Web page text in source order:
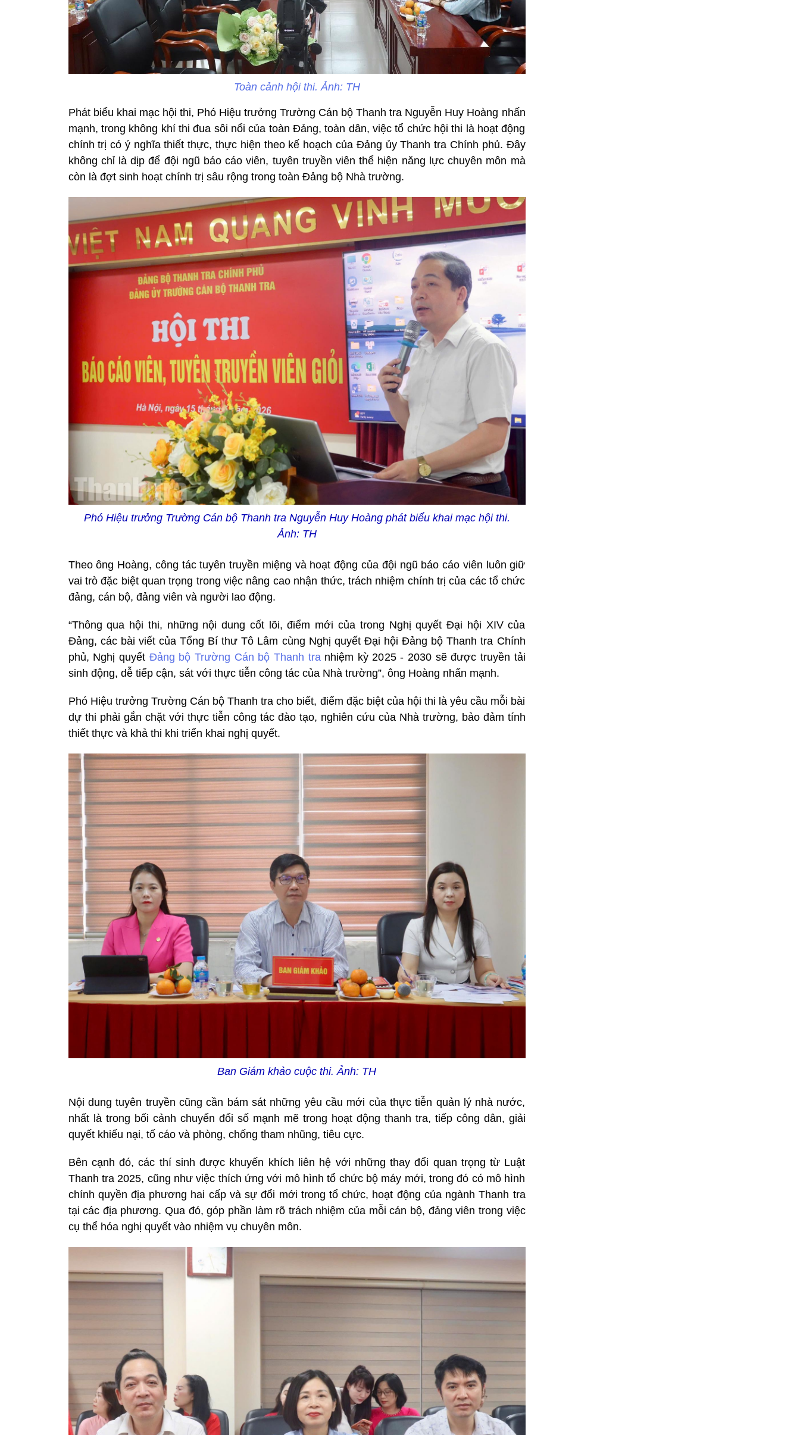
Toàn cảnh hội thi. Ảnh: TH
Phát biểu khai mạc hội thi, Phó Hiệu trưởng Trường Cán bộ Thanh tra Nguyễn Huy Hoàng nhấn
mạnh, trong không khí thi đua sôi nổi của toàn Đảng, toàn dân, việc tổ chức hội thi là hoạt động
chính trị có ý nghĩa thiết thực, thực hiện theo kế hoạch của Đảng ủy Thanh tra Chính phủ. Đây
không chỉ là dịp để đội ngũ báo cáo viên, tuyên truyền viên thể hiện năng lực chuyên môn mà
còn là đợt sinh hoạt chính trị sâu rộng trong toàn Đảng bộ Nhà trường.
Phó Hiệu trưởng Trường Cán bộ Thanh tra Nguyễn Huy Hoàng phát biểu khai mạc hội thi.
Ảnh: TH
Theo ông Hoàng, công tác tuyên truyền miệng và hoạt động của đội ngũ báo cáo viên luôn giữ
vai trò đặc biệt quan trọng trong việc nâng cao nhận thức, trách nhiệm chính trị của các tổ chức
đảng, cán bộ, đảng viên và người lao động.
“Thông qua hội thi, những nội dung cốt lõi, điểm mới của trong Nghị quyết Đại hội XIV của
Đảng, các bài viết của Tổng Bí thư Tô Lâm cùng Nghị quyết Đại hội Đảng bộ Thanh tra Chính
phủ, Nghị quyết Đảng bộ Trường Cán bộ Thanh tranhiệm kỳ 2025 - 2030 sẽ được truyền tải
sinh động, dễ tiếp cận, sát với thực tiễn công tác của Nhà trường”, ông Hoàng nhấn mạnh.
Phó Hiệu trưởng Trường Cán bộ Thanh tra cho biết, điểm đặc biệt của hội thi là yêu cầu mỗi bài
dự thi phải gắn chặt với thực tiễn công tác đào tạo, nghiên cứu của Nhà trường, bảo đảm tính
thiết thực và khả thi khi triển khai nghị quyết.
Ban Giám khảo cuộc thi. Ảnh: TH
Nội dung tuyên truyền cũng cần bám sát những yêu cầu mới của thực tiễn quản lý nhà nước,
nhất là trong bối cảnh chuyển đổi số mạnh mẽ trong hoạt động thanh tra, tiếp công dân, giải
quyết khiếu nại, tố cáo và phòng, chống tham nhũng, tiêu cực.
Bên cạnh đó, các thí sinh được khuyến khích liên hệ với những thay đổi quan trọng từ Luật
Thanh tra 2025, cũng như việc thích ứng với mô hình tổ chức bộ máy mới, trong đó có mô hình
chính quyền địa phương hai cấp và sự đổi mới trong tổ chức, hoạt động của ngành Thanh tra
tại các địa phương. Qua đó, góp phần làm rõ trách nhiệm của mỗi cán bộ, đảng viên trong việc
cụ thể hóa nghị quyết vào nhiệm vụ chuyên môn.